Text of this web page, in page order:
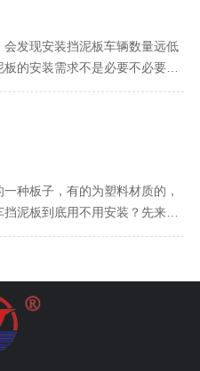
发现安装挡泥板车辆数量远低
的安装需求不是必要不必要，
决定的。一线城市路况好很
有挡泥板效果也一般。而目前
种板子，有的为塑料材质的，
泥板到底用不用安装？先来说
的清洁，可以防止行驶中飞溅